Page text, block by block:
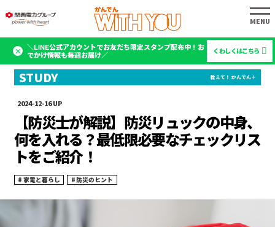
＼LINE公式アカウントでお友だち限定スタンプ配布中！お
でかけ情報も毎週お届け／
くわしくはこちら
2024-12-16
【防災士が解説】防災リュックの中身、
何を入れる？最低限必要なチェックリス
トをご紹介！
家電と暮らし 防災のヒント